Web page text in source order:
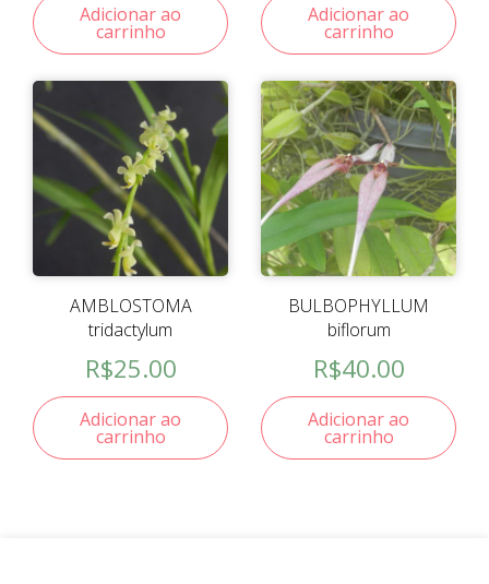
Adicionar ao
carrinho
Adicionar ao
carrinho
AMBLOSTOMA
tridactylum
R$25.00
Adicionar ao
carrinho
BULBOPHYLLUM
biflorum
R$40.00
Adicionar ao
carrinho